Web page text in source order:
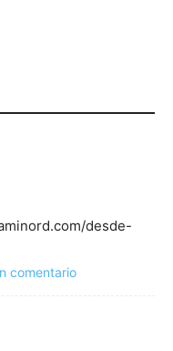
desde-
comentario